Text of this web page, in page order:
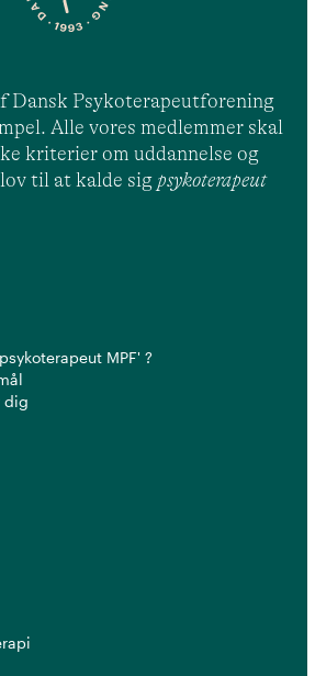
Dansk Psykoterapeutforening
Alle vores medlemmer skal
kriterier om uddannelse og
til at kalde sig psykoterapeut
MPF' ?
dig